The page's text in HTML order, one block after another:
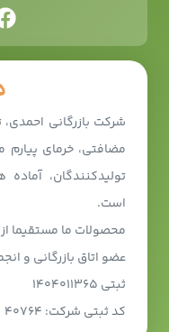
شرکت بازرگانی
مضافتی، خرمای پیارم
تولیدکنندگان،
است.
محصولات ما مستقیما
عضو اتاق بازرگانی و
ثبتی ۱۴۰۴۰۱۱۳۶۵
کد ثبتی شرکت: ۴۰۷۶۴